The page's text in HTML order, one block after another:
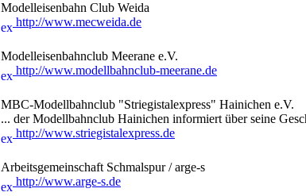
Modelleisenbahn Club Weida
http://www.mecweida.de
Modelleisenbahnclub Meerane e.V.
http://www.modellbahnclub-meerane.de
MBC-Modellbahnclub "Striegistalexpress" Hainichen e.V.
... der Modellbahnclub Hainichen informiert über seine
http://www.striegistalexpress.de
Arbeitsgemeinschaft Schmalspur / arge-s
http://www.arge-s.de